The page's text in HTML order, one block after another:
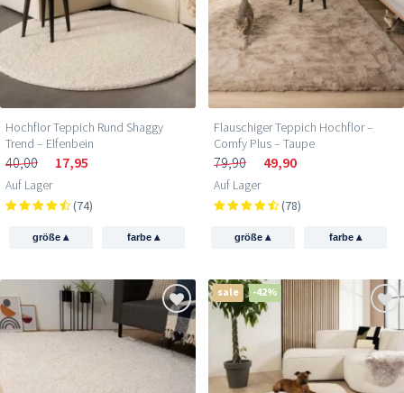
Hochflor Teppich Rund Shaggy
Trend – Elfenbein
40,00 17,95
Auf Lager
(74)
größe▴ farbe ▴
Flauschiger Teppich Hochflor –
Comfy Plus – Taupe
79,90 49,90
Auf Lager
(78)
größe▴ farbe ▴
sale -42%